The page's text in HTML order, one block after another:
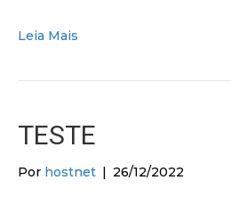
Leia Mais
TESTE
Por hostnet | 26/12/2022